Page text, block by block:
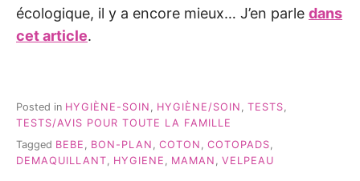
écologique, il y a encore mieux… J’en parle dans
cet article.
Posted in HYGIÈNE-SOIN , HYGIÈNE/SOIN , TESTS,
TESTS/AVIS POUR TOUTE LA FAMILLE
Tagged BEBE BON-PLAN COTON COTOPADS
DEMAQUILLANT
HYGIENE MAMAN VELPEAU